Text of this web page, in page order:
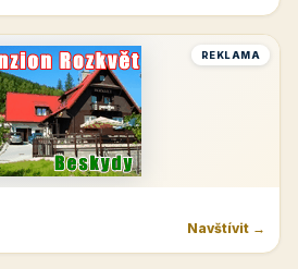
REKLAMA
Navštívit →